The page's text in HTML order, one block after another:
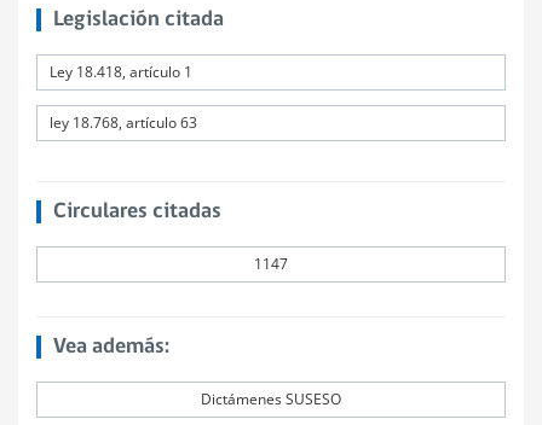
Legislación citada
Ley 18.418, artículo 1
ley 18.768, artículo 63
Circulares citadas
1147
Vea además:
Dictámenes SUSESO